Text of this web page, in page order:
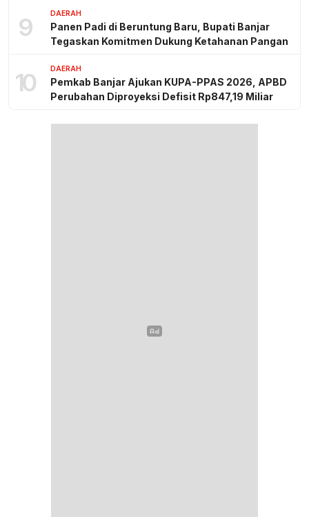
9 DAERAH
Panen Padi di Beruntung Baru, Bupati Banjar
Tegaskan Komitmen Dukung Ketahanan Pangan
10 DAERAH
Pemkab Banjar Ajukan KUPA-PPAS 2026, APBD
Perubahan Diproyeksi Defisit Rp847,19 Miliar